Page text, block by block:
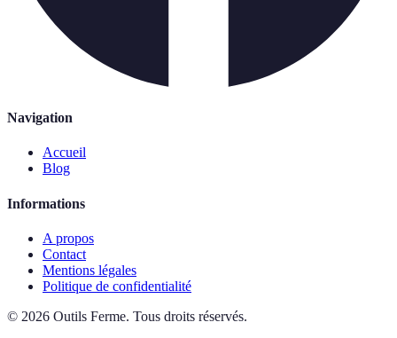
Navigation
Accueil
Blog
Informations
A propos
Contact
Mentions légales
Politique de confidentialité
© 2026 Outils Ferme. Tous droits réservés.